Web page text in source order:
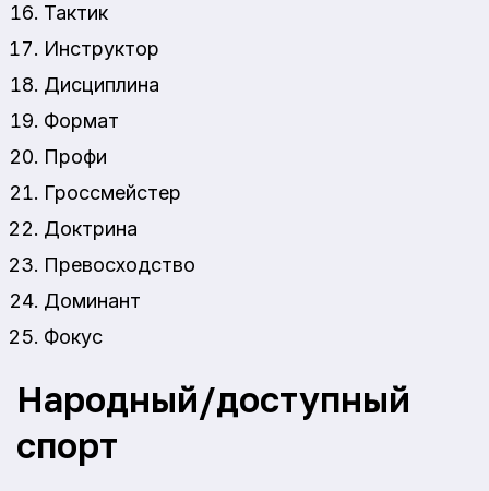
Тактик
Инструктор
Дисциплина
Формат
Профи
Гроссмейстер
Доктрина
Превосходство
Доминант
Фокус
Народный/доступный
спорт